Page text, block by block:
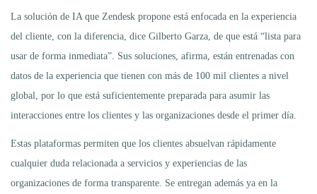
La solución de IA que Zendesk propone está enfocada en la experiencia
del cliente, con la diferencia, dice Gilberto Garza, de que está “lista para
usar de forma inmediata”. Sus soluciones, afirma, están entrenadas con
datos de la experiencia que tienen con más de 100 mil clientes a nivel
global, por lo que está suficientemente preparada para asumir las
interacciones entre los clientes y las organizaciones desde el primer día.
Estas plataformas permiten que los clientes absuelvan rápidamente
cualquier duda relacionada a servicios y experiencias de las
organizaciones de forma transparente. Se entregan además ya en la